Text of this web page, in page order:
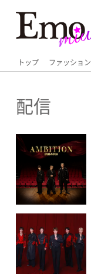
トップ ファッション
配信